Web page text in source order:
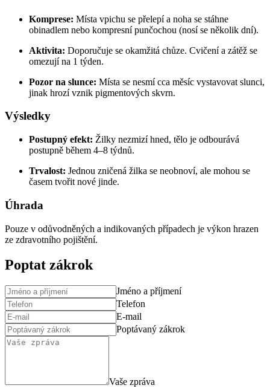
Komprese: Místa vpichu se přelepí a noha se stáhne
obinadlem nebo kompresní punčochou (nosí se několik dní).
Aktivita: Doporučuje se okamžitá chůze. Cvičení a zátěž se
omezují na 1 týden.
Pozor na slunce: Místa se nesmí cca měsíc vystavovat slunci,
jinak hrozí vznik pigmentových skvrn.
Výsledky
Postupný efekt: Žilky nezmizí hned, tělo je odbourává
postupně během 4–8 týdnů.
Trvalost: Jednou zničená žilka se neobnoví, ale mohou se
časem tvořit nové jinde.
Úhrada
Pouze v odůvodněných a indikovaných případech je výkon hrazen
ze zdravotního pojištění.
Poptat zákrok
Jméno a příjmení
Telefon
E-mail
Poptávaný zákrok
Vaše zpráva